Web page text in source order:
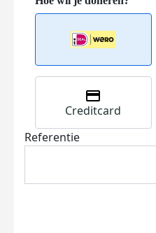
Creditcard
Referentie